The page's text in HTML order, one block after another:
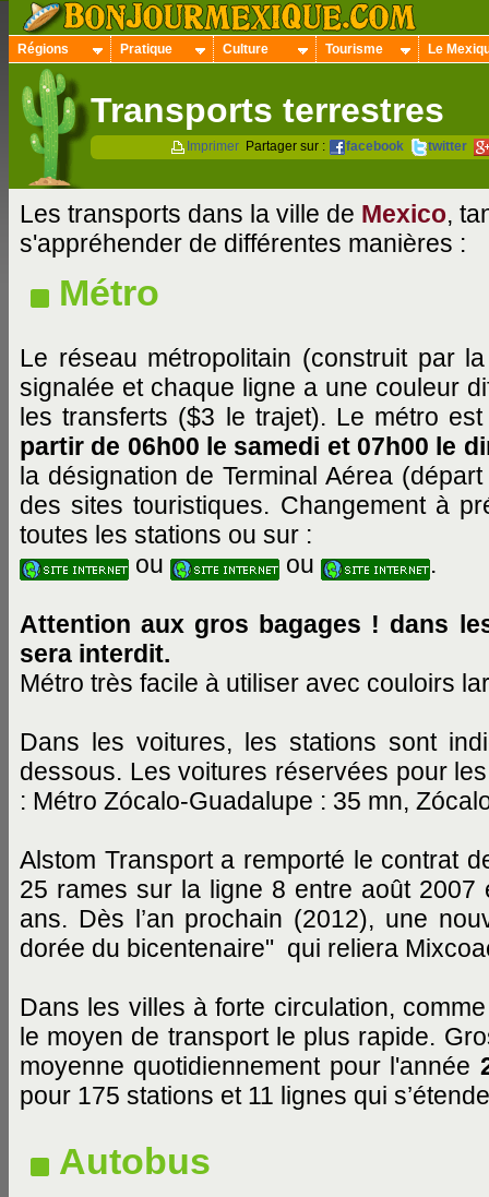
Régions Pratique Culture Tourisme Le
Transports terrestres
Imprimer Partager sur : facebook twitter
Les transports dans la ville de Mexico,
s'appréhender de différentes manières :
Métro
Le réseau métropolitain (construit par
signalée et chaque ligne a une couleur
les transferts ($3 le trajet). Le métro
partir de 06h00 le samedi et 07h00 le
la désignation de Terminal Aérea
des sites touristiques. Changement à
toutes les stations ou sur :
ou
ou .
Attention aux gros bagages ! dans
sera interdit.
Métro très facile à utiliser avec couloirs
Dans les voitures, les stations sont
dessous. Les voitures réservées pour
: Métro Zócalo-Guadalupe : 35 mn,
Alstom Transport a remporté le contrat
25 rames sur la ligne 8 entre août
ans. Dès l’an prochain (2012), une
dorée du bicentenaire" qui reliera
Dans les villes à forte circulation,
le moyen de transport le plus rapide.
moyenne quotidiennement pour l'année
pour 175 stations et 11 lignes qui
Autobus